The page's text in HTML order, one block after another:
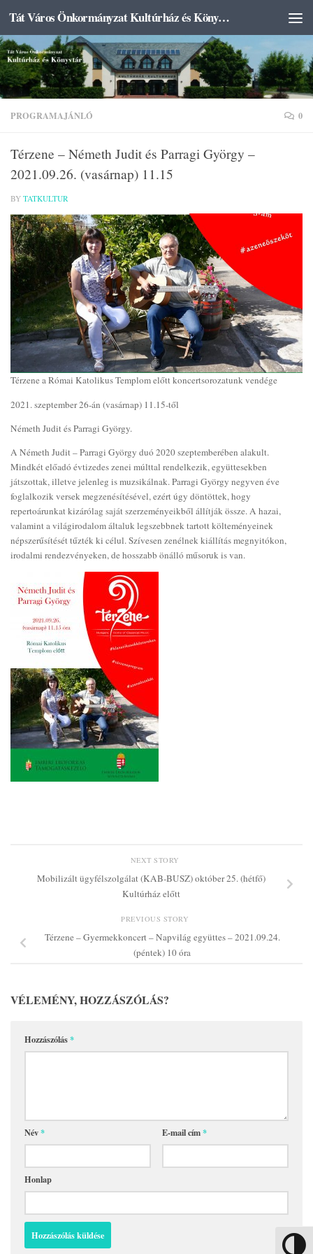
Nagy
Skip to content Tát Város Önkormányzat Kultúrház és Könyvtár
PROGRAMAJÁNLÓ 0
Térzene – Németh Judit és Parragi György –
2021.09.26. (vasárnap) 11.15
BY TATKULTUR
Térzene a Római Katolikus Templom előtt koncertsorozatunk vendége
2021. szeptember 26-án (vasárnap) 11.15-től
Németh Judit és Parragi György.
A Németh Judit – Parragi György duó 2020 szeptemberében alakult.
Mindkét előadó évtizedes zenei múlttal rendelkezik, együttesekben
játszottak, illetve jelenleg is muzsikálnak. Parragi György negyven éve
foglalkozik versek megzenésítésével, ezért úgy döntöttek, hogy
repertoárunkat kizárólag saját szerzeményeikből állítják össze. A hazai,
valamint a világirodalom általuk legszebbnek tartott költeményeinek
népszerűsítését tűzték ki célul. Szívesen zenélnek kiállítás megnyitókon,
irodalmi rendezvényeken, de hosszabb önálló műsoruk is van.
NEXT STORY
Mobilizált ügyfélszolgálat (KAB-BUSZ) október 25. (hétfő)
Kultúrház előtt
PREVIOUS STORY
Térzene – Gyermekkoncert – Napvilág együttes – 2021.09.24.
(péntek) 10 óra
VÉLEMÉNY, HOZZÁSZÓLÁS?
Hozzászólás*
Név* E-mail cím*
Honlap